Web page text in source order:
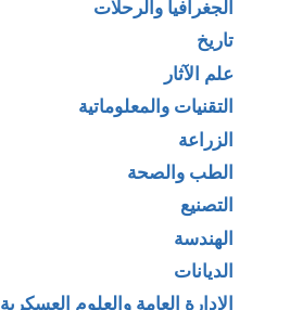
الجغرافيا والرحلات
تاريخ
علم الآثار
التقنيات والمعلوماتية
الزراعة
الطب والصحة
التصنيع
الهندسة
الديانات
الإدارة العامة والعلوم العسكرية